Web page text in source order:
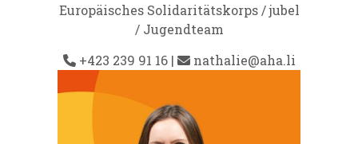
Europäisches Solidaritätskorps/jubel
/ Jugendteam
+423 239 91 16| nathalie@aha.li